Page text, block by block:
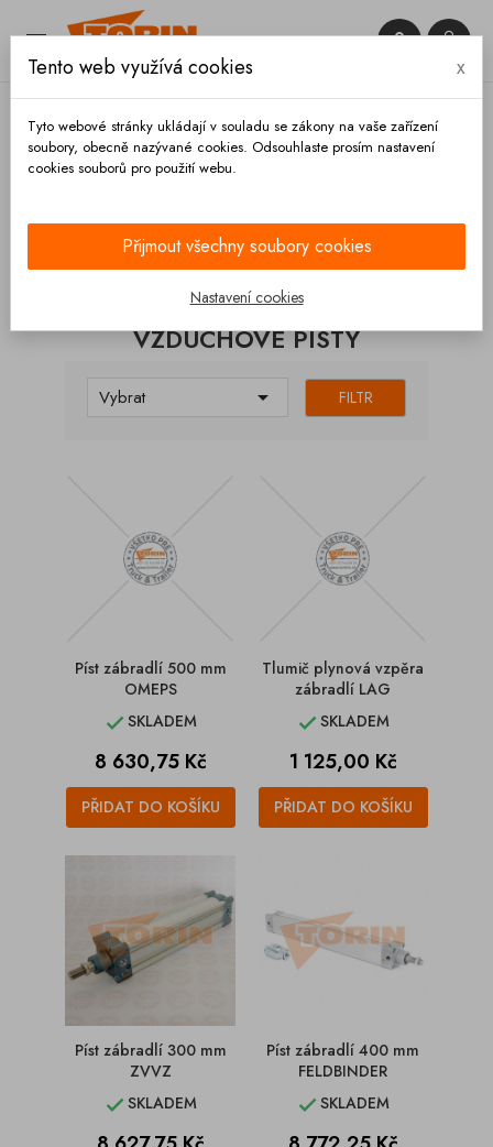
 

KATEGORIE
VZDUCHOVÉ PÍSTY
Vybrat  FILTR
Píst zábradlí 500 mm
OMEPS
SKLADEM
Cena
8 630,75 Kč
PŘIDAT DO KOŠÍKU
Tlumič plynová vzpěra
zábradlí LAG
SKLADEM
Cena
1 125,00 Kč
PŘIDAT DO KOŠÍKU
Píst zábradlí 300 mm
ZVVZ
SKLADEM
Píst zábradlí 400 mm
FELDBINDER
SKLADEM
Tento web využívá cookies x
Tyto webové stránky ukládají v souladu se zákony na vaše zařízení
soubory, obecně nazývané cookies. Odsouhlaste prosím nastavení
cookies souborů pro použití webu.
Přijmout všechny soubory cookies
Nastavení cookies